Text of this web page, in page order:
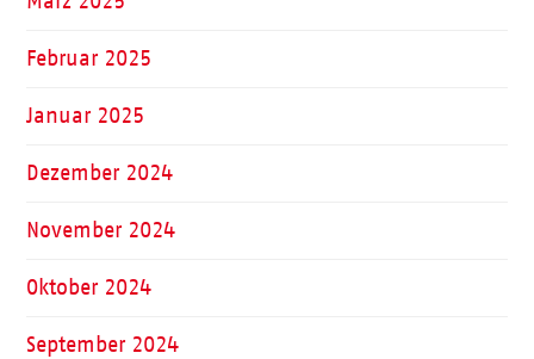
Februar 2025
Januar 2025
Dezember 2024
November 2024
Oktober 2024
September 2024